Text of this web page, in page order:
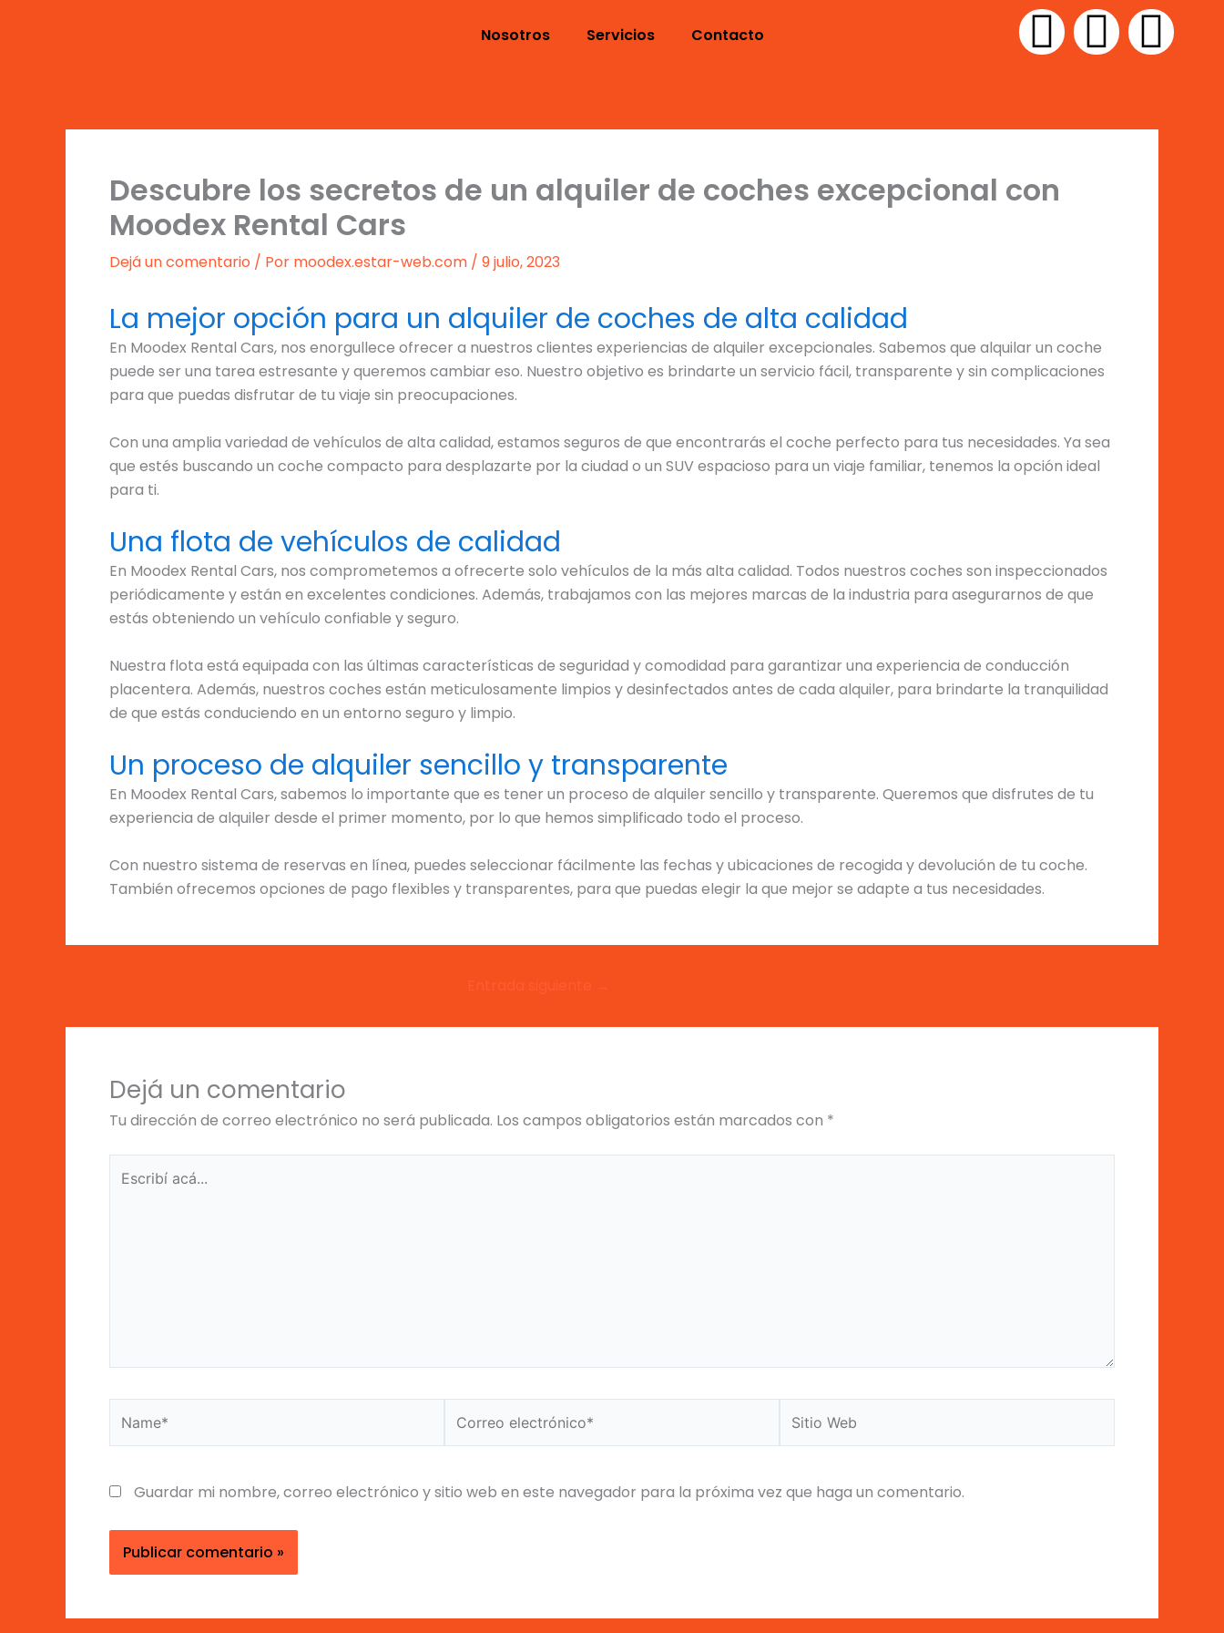
Nosotros Servicios Contacto I
n
s
t
a
a
m
F
a
c
k
T
i
k
Descubre los secretos de un alquiler de coches excepcional con
Moodex Rental Cars
Dejá un comentario / Por moodex.estar-web.com / 9 julio, 2023
La mejor opción para un alquiler de coches de alta calidad
En Moodex Rental Cars, nos enorgullece ofrecer a nuestros clientes experiencias de alquiler excepcionales. Sabemos que alquilar un coche
puede ser una tarea estresante y queremos cambiar eso. Nuestro objetivo es brindarte un servicio fácil, transparente y sin complicaciones
para que puedas disfrutar de tu viaje sin preocupaciones.
Con una amplia variedad de vehículos de alta calidad, estamos seguros de que encontrarás el coche perfecto para tus necesidades. Ya sea
que estés buscando un coche compacto para desplazarte por la ciudad o un SUV espacioso para un viaje familiar, tenemos la opción ideal
para ti.
Una flota de vehículos de calidad
En Moodex Rental Cars, nos comprometemos a ofrecerte solo vehículos de la más alta calidad. Todos nuestros coches son inspeccionados
periódicamente y están en excelentes condiciones. Además, trabajamos con las mejores marcas de la industria para asegurarnos de que
estás obteniendo un vehículo confiable y seguro.
Nuestra flota está equipada con las últimas características de seguridad y comodidad para garantizar una experiencia de conducción
placentera. Además, nuestros coches están meticulosamente limpios y desinfectados antes de cada alquiler, para brindarte la tranquilidad
de que estás conduciendo en un entorno seguro y limpio.
Un proceso de alquiler sencillo y transparente
En Moodex Rental Cars, sabemos lo importante que es tener un proceso de alquiler sencillo y transparente. Queremos que disfrutes de tu
experiencia de alquiler desde el primer momento, por lo que hemos simplificado todo el proceso.
Con nuestro sistema de reservas en línea, puedes seleccionar fácilmente las fechas y ubicaciones de recogida y devolución de tu coche.
También ofrecemos opciones de pago flexibles y transparentes, para que puedas elegir la que mejor se adapte a tus necesidades.
Dejá un comentario
Tu dirección de correo electrónico no será publicada. Los campos obligatorios están marcados con *
acá...
electrónico*
Web
Guardar mi nombre, correo electrónico y sitio web en este navegador para la próxima vez que haga un comentario.